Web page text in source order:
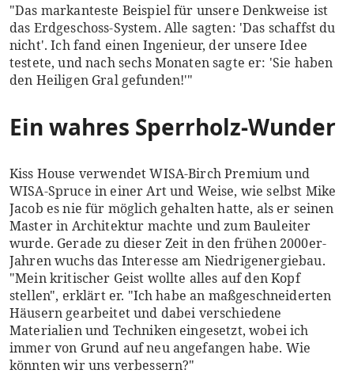
"Das markanteste Beispiel für unsere Denkweise ist
das Erdgeschoss-System. Alle sagten: 'Das schaffst du
nicht'. Ich fand einen Ingenieur, der unsere Idee
testete, und nach sechs Monaten sagte er: 'Sie haben
den Heiligen Gral gefunden!'"
Ein wahres Sperrholz-Wunder
Kiss House verwendet WISA-Birch Premium und
WISA-Spruce in einer Art und Weise, wie selbst Mike
Jacob es nie für möglich gehalten hatte, als er seinen
Master in Architektur machte und zum Bauleiter
wurde. Gerade zu dieser Zeit in den frühen 2000er-
Jahren wuchs das Interesse am Niedrigenergiebau.
"Mein kritischer Geist wollte alles auf den Kopf
stellen", erklärt er. "Ich habe an maßgeschneiderten
Häusern gearbeitet und dabei verschiedene
Materialien und Techniken eingesetzt, wobei ich
immer von Grund auf neu angefangen habe. Wie
könnten wir uns verbessern?"